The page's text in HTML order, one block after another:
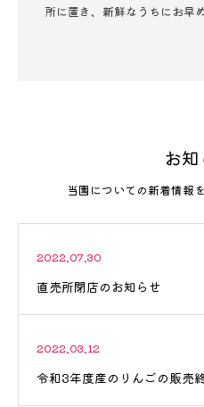
所に置き、新鮮なうちにお早
お
当園についての新着情報
2022.07.30
直売所閉店のお知らせ
2022.03.12
令和3年度産のりんごの販売